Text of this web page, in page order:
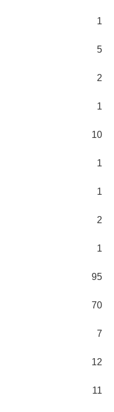
1
5
2
1
10
1
1
2
1
95
70
7
12
11